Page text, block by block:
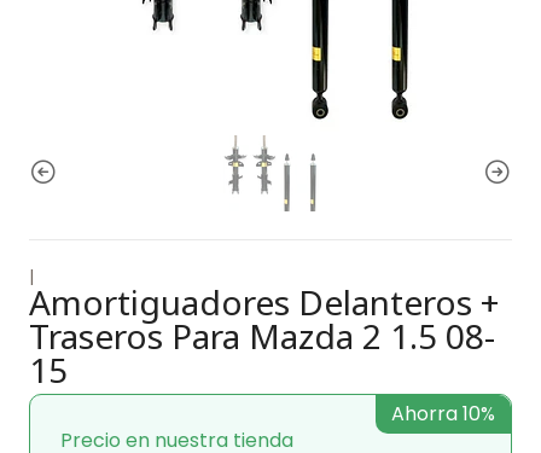
|
Amortiguadores Delanteros +
Traseros Para Mazda 2 1.5 08-
15
Precio en nuestra tienda
Ahorra 10%